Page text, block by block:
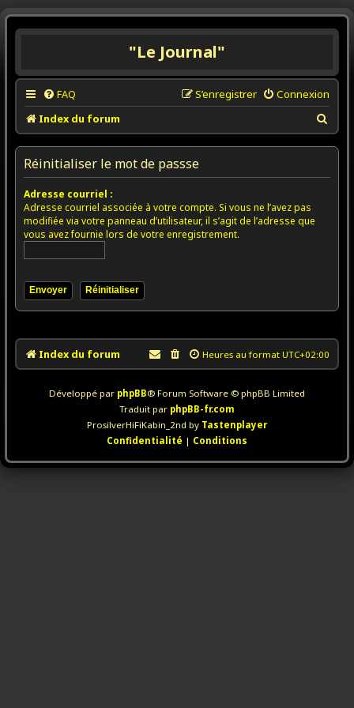
"Le Journal"
FAQ Connexion
S’enregistrer
Index du forum
e
h
Réinitialiser le mot de passse
Adresse courriel :
Adresse courriel associée à votre compte. Si vous ne l’avez pas
modifiée via votre panneau d’utilisateur, il s’agit de l’adresse que
vous avez fournie lors de votre enregistrement.
Index du forum Heures au format UTC+02:00
Développé par phpBB® Forum Software © phpBB Limited
Traduit par phpBB-fr.com
ProsilverHiFiKabin_2nd by Tastenplayer
Confidentialité | Conditions